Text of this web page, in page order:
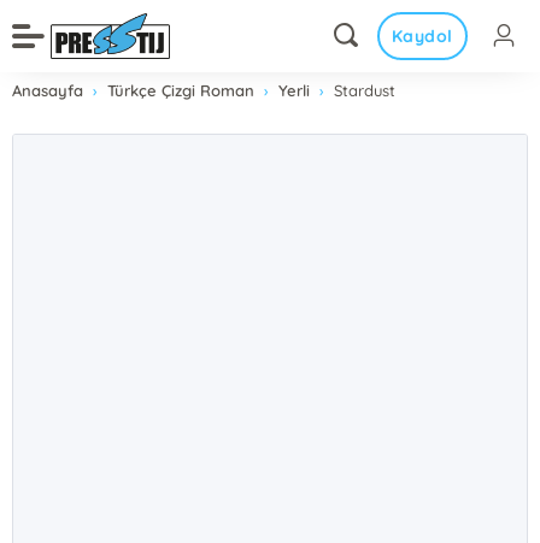
Kaydol
Anasayfa Türkçe Çizgi Roman Yerli Stardust